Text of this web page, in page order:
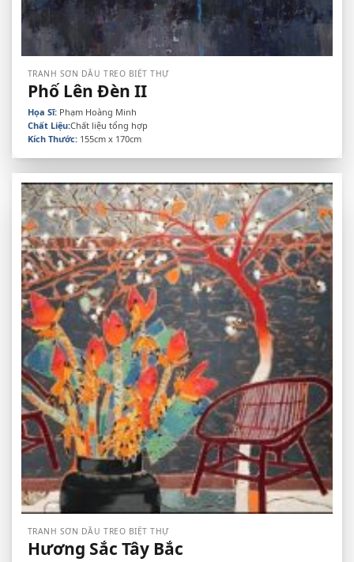
TRANH SƠN DẦU TREO BIỆT THỰ
Phố Lên Đèn II
Họa Sĩ: Phạm Hoàng Minh
Chất Liệu:Chất liệu tổng hợp
Kích Thước:155cm x 170cm
TRANH SƠN DẦU TREO BIỆT THỰ
Hương Sắc Tây Bắc